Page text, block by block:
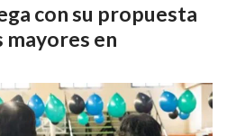
con su propuesta
mayores en